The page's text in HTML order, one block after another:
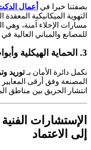
بصفتنا خبرا في أعمال
التهوية الميكانيكية
مسارات الإخلاء آمنة، وهي
للمصانع والمباني العالية
3. الحماية الهيكلية وأبواب الطوارئ
نكمل دائرة الأمان بـتوريد
المصنعة وفق أرقى
انتشار الحريق بين مناطق
الإستشارات
إلى الاعتماد